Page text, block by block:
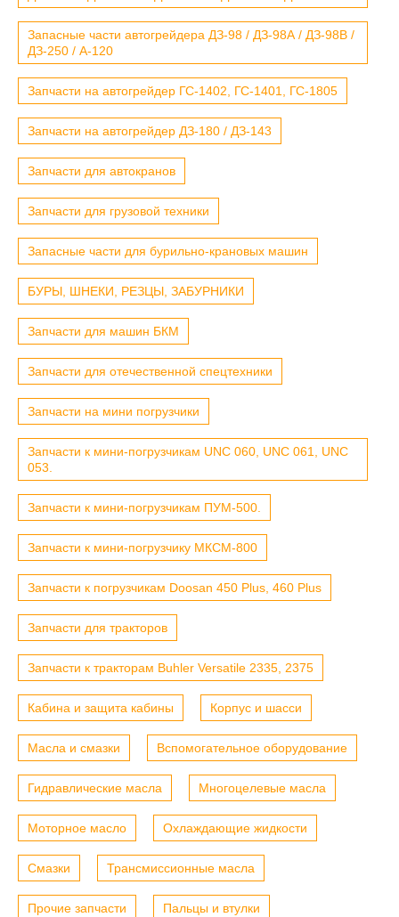
Запасные части автогрейдера ДЗ-98 / ДЗ-98А / ДЗ-98В /
ДЗ-250 / А-120
Запчасти на автогрейдер ГС-1402, ГС-1401, ГС-1805
Запчасти на автогрейдер ДЗ-180 / ДЗ-143
Запчасти для автокранов
Запчасти для грузовой техники
Запасные части для бурильно-крановых машин
БУРЫ, ШНЕКИ, РЕЗЦЫ, ЗАБУРНИКИ
Запчасти для машин БКМ
Запчасти для отечественной спецтехники
Запчасти на мини погрузчики
Запчасти к мини-погрузчикам UNC 060, UNC 061, UNC
053.
Запчасти к мини-погрузчикам ПУМ-500.
Запчасти к мини-погрузчику МКСМ-800
Запчасти к погрузчикам Doosan 450 Plus, 460 Plus
Запчасти для тракторов
Запчасти к тракторам Buhler Versatile 2335, 2375
Кабина и защита кабины Корпус и шасси
Масла и смазки Вспомогательное оборудование
Гидравлические масла Многоцелевые масла
Моторное масло Охлаждающие жидкости
Смазки Трансмиссионные масла
Прочие запчасти Пальцы и втулки